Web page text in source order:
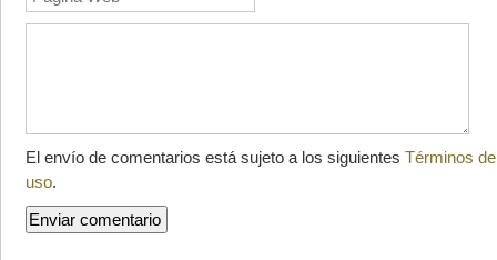
El envío de comentarios está sujeto a los siguientes Términos de
uso.